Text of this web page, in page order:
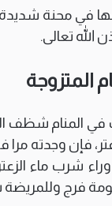
في محنة شديدة
الله تعالى.
المتزوجة
المنام شظف
فإن وجدته
شرب ماء
فرج